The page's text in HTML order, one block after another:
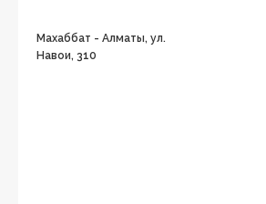
Махаббат - Алматы, ул.
Навои, 310